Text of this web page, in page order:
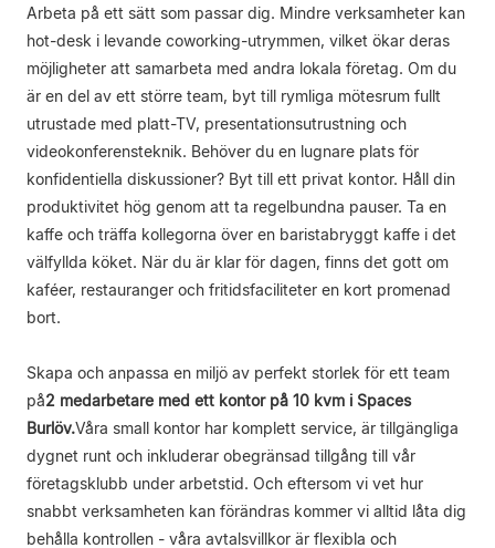
Arbeta på ett sätt som passar dig. Mindre verksamheter kan
hot-desk i levande coworking-utrymmen, vilket ökar deras
möjligheter att samarbeta med andra lokala företag. Om du
är en del av ett större team, byt till rymliga mötesrum fullt
utrustade med platt-TV, presentationsutrustning och
videokonferensteknik. Behöver du en lugnare plats för
konfidentiella diskussioner? Byt till ett privat kontor. Håll din
produktivitet hög genom att ta regelbundna pauser. Ta en
kaffe och träffa kollegorna över en baristabryggt kaffe i det
välfyllda köket. När du är klar för dagen, finns det gott om
kaféer, restauranger och fritidsfaciliteter en kort promenad
bort.
Skapa och anpassa en miljö av perfekt storlek för ett team
på2 medarbetare med ett kontor på 10 kvm i Spaces
Burlöv.Våra small kontor har komplett service, är tillgängliga
dygnet runt och inkluderar obegränsad tillgång till vår
företagsklubb under arbetstid. Och eftersom vi vet hur
snabbt verksamheten kan förändras kommer vi alltid låta dig
behålla kontrollen - våra avtalsvillkor är flexibla och